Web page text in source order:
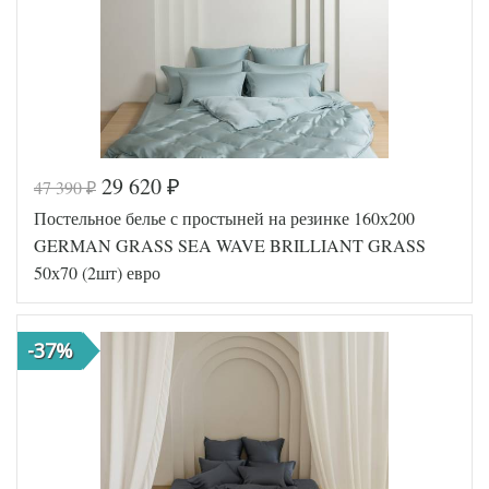
Grass
(Австрия)
Код товара
562-043
Артикул
GG-25240
50
Ткань
Сатин
Размер
пододеяльника
Размер
простыни
240х260
Размер
50х70
(2шт)
German
Grass
(Австрия)
47 390₽ 29 620 ₽
Постельное белье с простыней на резинке 160х200
GERMAN GRASS SEA WAVE BRILLIANT GRASS
50х70 (2шт) евро
-37%